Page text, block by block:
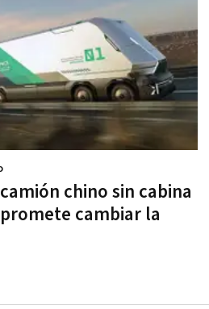
chino sin cabina
cambiar la